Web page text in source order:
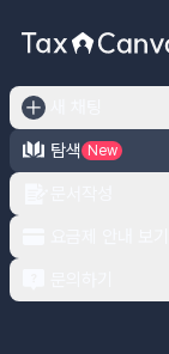
탐색
New